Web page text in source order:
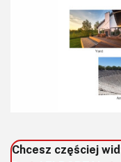
Chcesz częściej